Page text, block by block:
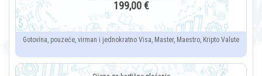
199,00 €
Gotovina, pouzeće, virman i jednokratno Visa, Master, Maestro, Kripto Valute